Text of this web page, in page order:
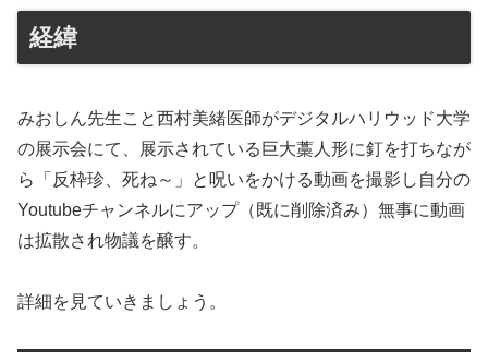
経緯
みおしん先生こと西村美緒医師がデジタルハリウッド大学
の展示会にて、展示されている巨大藁人形に釘を打ちなが
ら「反枠珍、死ね～」と呪いをかける動画を撮影し自分の
Youtubeチャンネルにアップ（既に削除済み）無事に動画
は拡散され物議を醸す。
詳細を見ていきましょう。